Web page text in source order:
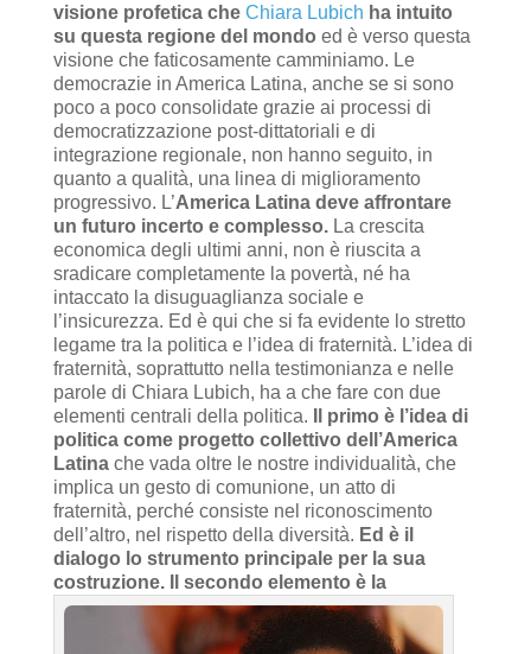
visione profetica che Chiara Lubich ha intuito
su questa regione del mondo ed è verso questa
visione che faticosamente camminiamo. Le
democrazie in America Latina, anche se si sono
poco a poco consolidate grazie ai processi di
democratizzazione post-dittatoriali e di
integrazione regionale, non hanno seguito, in
quanto a qualità, una linea di miglioramento
progressivo. L’America Latina deve affrontare
un futuro incerto e complesso.La crescita
economica degli ultimi anni, non è riuscita a
sradicare completamente la povertà, né ha
intaccato la disuguaglianza sociale e
l’insicurezza. Ed è qui che si fa evidente lo stretto
legame tra la politica e l’idea di fraternità. L’idea di
fraternità, soprattutto nella testimonianza e nelle
parole di Chiara Lubich, ha a che fare con due
elementi centrali della politica.
Il primo è l’idea di
politica come progetto collettivo dell’America
Latinache vada oltre le nostre individualità, che
implica un gesto di comunione, un atto di
fraternità, perché consiste nel riconoscimento
dell’altro, nel rispetto della diversità. Ed è il
dialogo lo strumento principale per la sua
costruzione.
Il secondo elemento è la